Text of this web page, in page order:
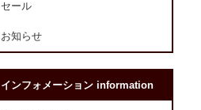
セール
お知らせ
インフォメーション information